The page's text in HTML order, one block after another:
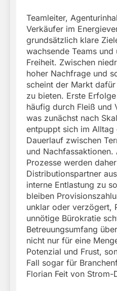
Teamleiter,
Verkäufer im
grundsätzlich klare
wachsende Teams und
Freiheit. Zwischen
hoher Nachfrage und
scheint der Markt
zu bieten. Erste
häufig durch Fleiß und
was zunächst nach
entpuppt sich im
Dauerlauf zwischen
und Nachfassaktionen.
Prozesse werden
Distributionspartner
interne Entlastung zu
bleiben
unklar oder verzögert,
unnötige Bürokratie
Betreuungsumfang
nicht nur für eine
Potenzial und Frust,
Fall sogar für
Florian Feit von Strom-